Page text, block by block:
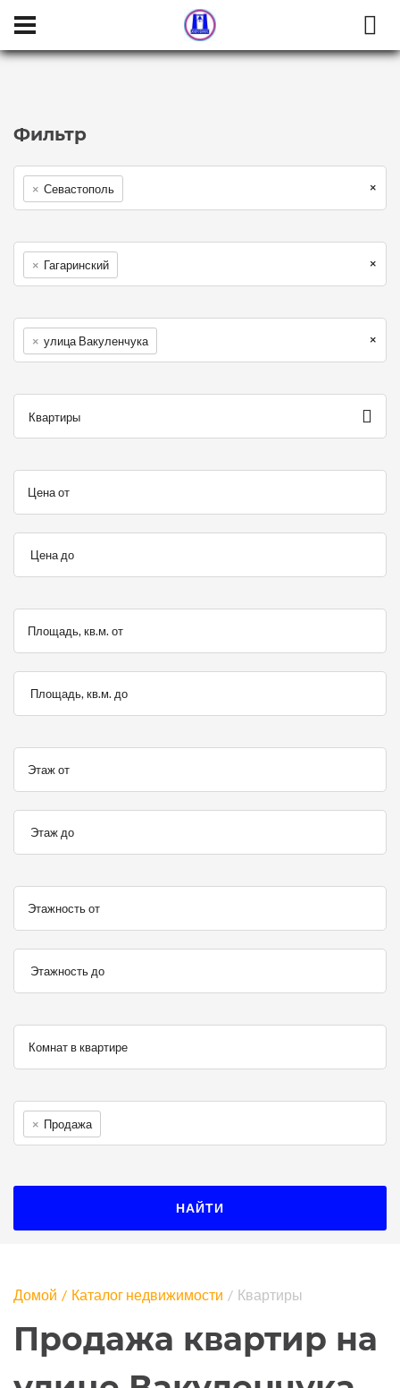
Фильтр
×
× Севастополь
×
× Гагаринский
×
× улица Вакуленчука
Квартиры
Цена от
Цена до
Площадь, кв.м. от
Площадь, кв.м. до
Этаж от
Этаж до
Этажность от
Этажность до
× Продажа
НАЙТИ
Продажа квартир на
Домой Каталог недвижимости Квартиры